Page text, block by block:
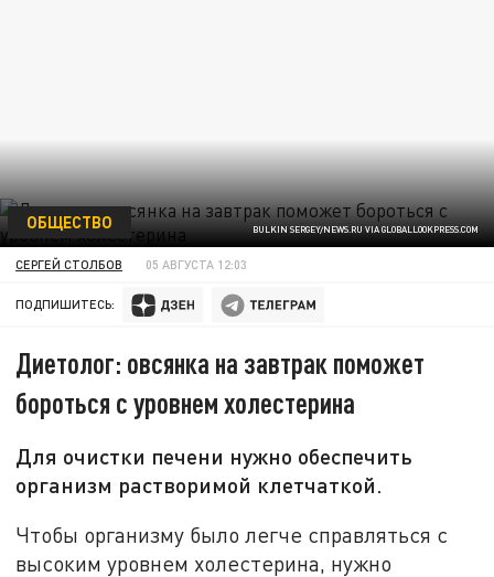
BULKIN SERGEY/NEWS.RU VIA GLOBALLOOKPRESS.COM
ОБЩЕСТВО
СЕРГЕЙ СТОЛБОВ 05 АВГУСТА 12:03
ПОДПИШИТЕСЬ:
Диетолог: овсянка на завтрак поможет
бороться с уровнем холестерина
Для очистки печени нужно обеспечить
организм растворимой клетчаткой.
Чтобы организму было легче справляться с
высоким уровнем холестерина, нужно